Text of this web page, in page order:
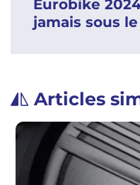
Eurobike
jamais sous
Articles